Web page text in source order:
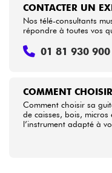
COMMENT
Comment choisir sa
de caisses, bois,
l’instrument adapté à
CONTACTER UN
Nos télé-consultants
répondre à toutes vos
01 81 930 900